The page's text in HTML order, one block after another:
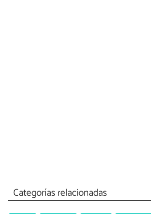
Categorías relacionadas